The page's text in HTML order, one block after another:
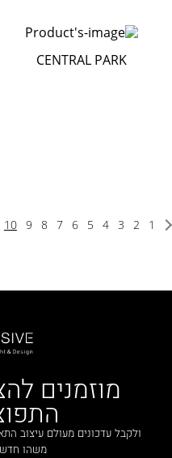
CENTRAL PARK
1
2
3
4
5
6
7
8
9
10
מוזמנים
ולקבל עדכונים מעולם עיצוב
משהו חדש